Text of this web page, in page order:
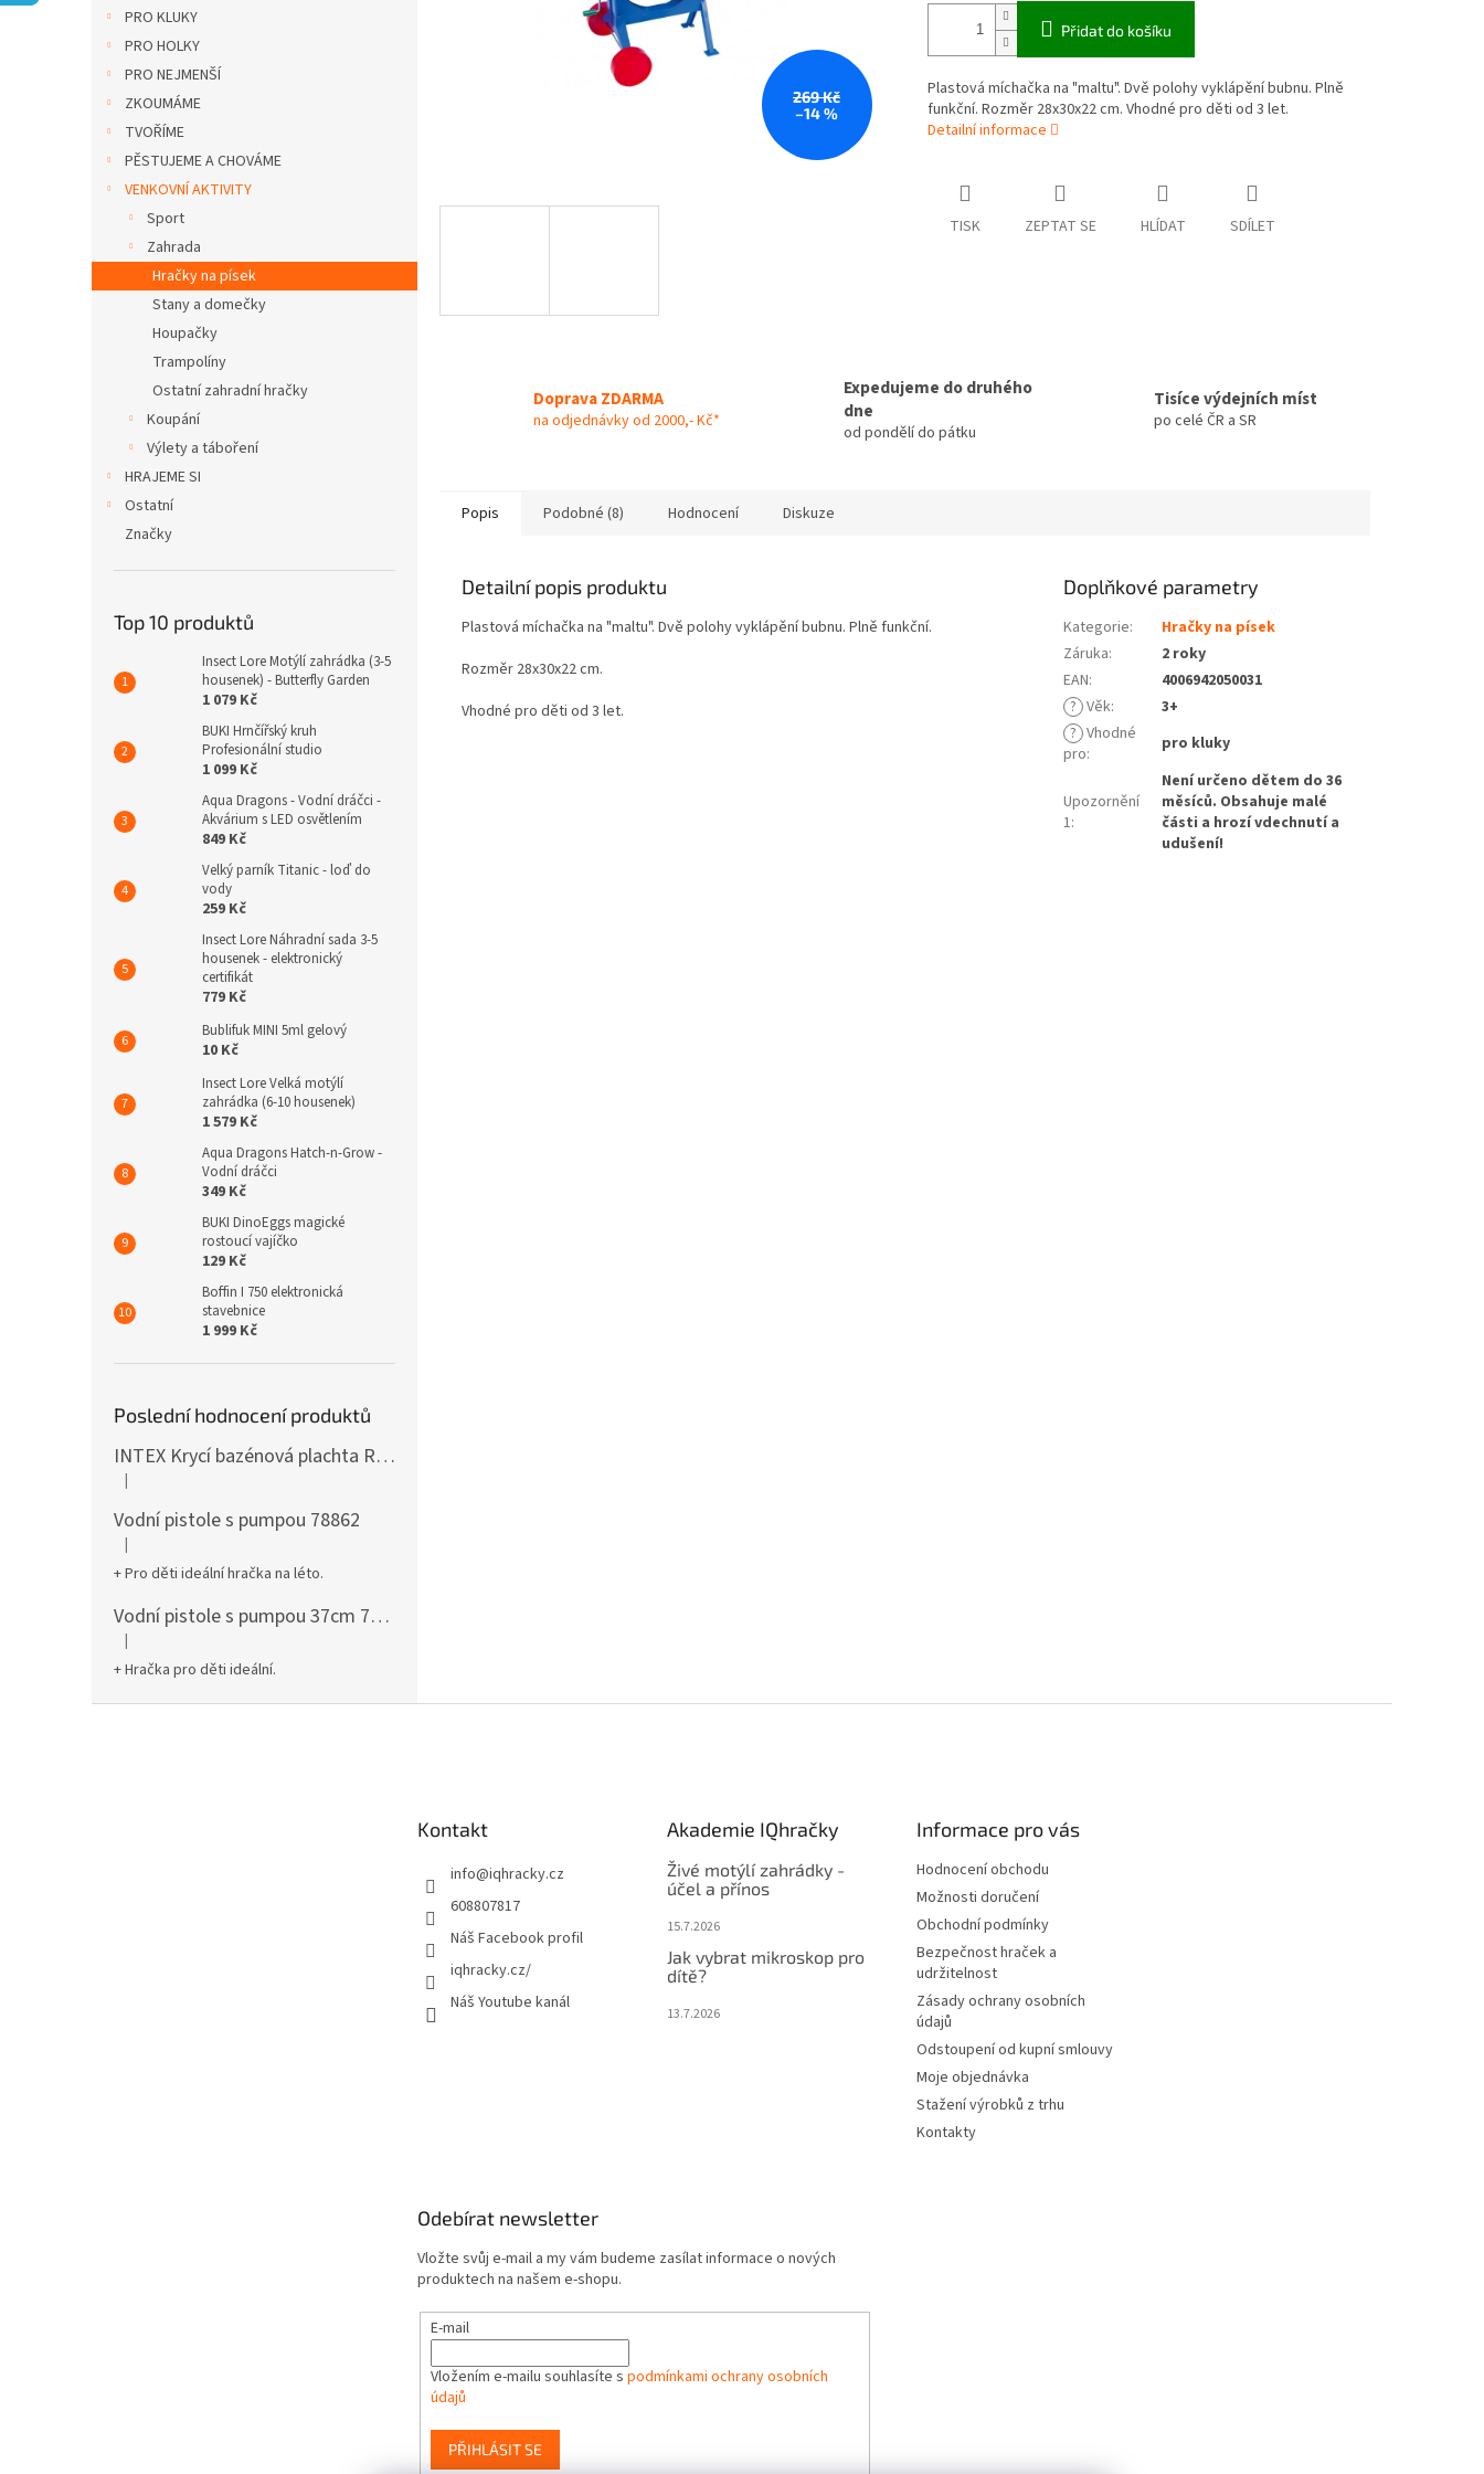
PRO KLUKY
PRO HOLKY
PRO NEJMENŠÍ
ZKOUMÁME
TVOŘÍME
PĚSTUJEME A CHOVÁME
VENKOVNÍ AKTIVITY
Sport
Zahrada
Hračky na písek
Stany a domečky
Houpačky
Trampolíny
Ostatní zahradní hračky
Koupání
Výlety a táboření
HRAJEME SI
Ostatní
Značky
Top 10 produktů
Insect Lore Motýlí zahrádka (3-5
housenek) - Butterfly Garden
1 079 Kč
BUKI Hrnčířský kruh
Profesionální studio
1 099 Kč
Aqua Dragons - Vodní dráčci -
Akvárium s LED osvětlením
849 Kč
Velký parník Titanic - loď do
vody
259 Kč
Insect Lore Náhradní sada 3-5
housenek - elektronický
certifikát
779 Kč
Bublifuk MINI 5ml gelový
10 Kč
Insect Lore Velká motýlí
zahrádka (6-10 housenek)
1 579 Kč
Aqua Dragons Hatch-n-Grow -
Vodní dráčci
349 Kč
BUKI DinoEggs magické
rostoucí vajíčko
129 Kč
Boffin I 750 elektronická
stavebnice
1 999 Kč
Poslední hodnocení produktů
INTEX Krycí bazénová plachta Round 305cm 28030
Hodnocení produktu je 5 z 5 hvězdiček.
|
Vodní pistole s pumpou 78862
Hodnocení produktu je 5 z 5 hvězdiček.
|
+ Pro děti ideální hračka na léto.
Vodní pistole s pumpou 37cm 78961
Hodnocení produktu je 5 z 5 hvězdiček.
|
+ Hračka pro děti ideální.
269 Kč
–14 %
Přidat do košíku
Plastová míchačka na "maltu". Dvě polohy vyklápění bubnu. Plně
funkční. Rozměr 28x30x22 cm. Vhodné pro děti od 3 let.
Detailní informace
TISK ZEPTAT SE HLÍDAT SDÍLET
Doprava ZDARMA
na odjednávky od 2000,- Kč*
Expedujeme do druhého
dne
od pondělí do pátku
Tisíce výdejních míst
po celé ČR a SR
Popis Podobné (8) Hodnocení Diskuze
Detailní popis produktu
Plastová míchačka na "maltu". Dvě polohy vyklápění bubnu. Plně funkční.
Rozměr 28x30x22 cm.
Vhodné pro děti od 3 let.
Doplňkové parametry
Kategorie:
Hračky na písek
Záruka:
2 roky
EAN:
4006942050031
? Věk:
3+
? Vhodné
pro: pro kluky
Upozornění
1:
Není určeno dětem do 36
měsíců. Obsahuje malé
části a hrozí vdechnutí a
udušení!
Kontakt
info@iqhracky.cz
608807817
Náš Facebook profil
iqhracky.cz/
Náš Youtube kanál
Akademie IQhračky
Živé motýlí zahrádky -
účel a přínos
15.7.2026
Jak vybrat mikroskop pro
dítě?
13.7.2026
Informace pro vás
Hodnocení obchodu
Možnosti doručení
Obchodní podmínky
Bezpečnost hraček a
udržitelnost
Zásady ochrany osobních
údajů
Odstoupení od kupní smlouvy
Moje objednávka
Stažení výrobků z trhu
Kontakty
Odebírat newsletter
Vložte svůj e-mail a my vám budeme zasílat informace o nových
produktech na našem e-shopu.
E-mail
Vložením e-mailu souhlasíte s podmínkami ochrany osobních
údajů
PŘIHLÁSIT SE